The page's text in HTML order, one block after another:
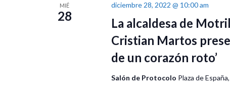
MIÉ
28
La alcaldesa de
Cristian Martos
de un corazón roto’
diciembre 28, 2022 @ 10:00 am
Salón de Protocolo Plaza de